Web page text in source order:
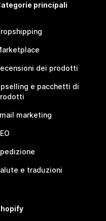
principali
dei prodotti
e pacchetti di
marketing
e traduzioni